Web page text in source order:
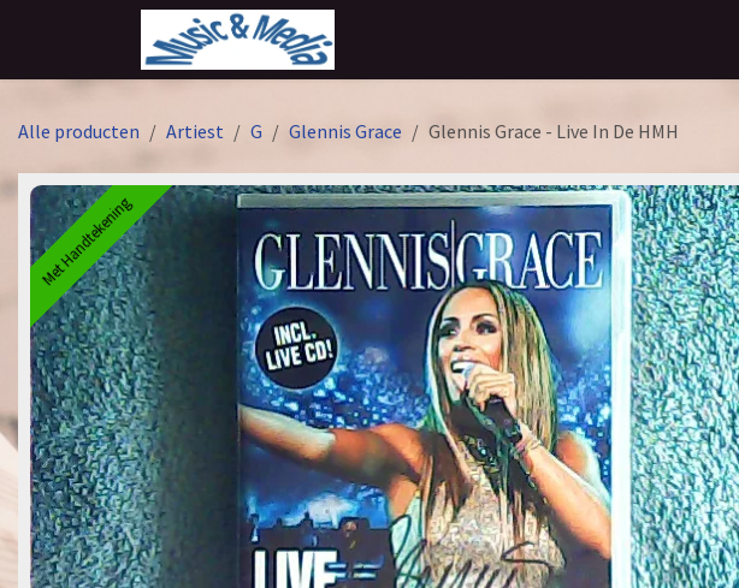
Overslaan naar inhoud
Alle producten Artiest G Glennis Grace Glennis Grace - Live In De HMH
Met Handtekening
Met Handtekening